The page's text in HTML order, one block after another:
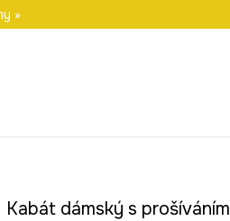
»
Kabát dámský s prošíváním